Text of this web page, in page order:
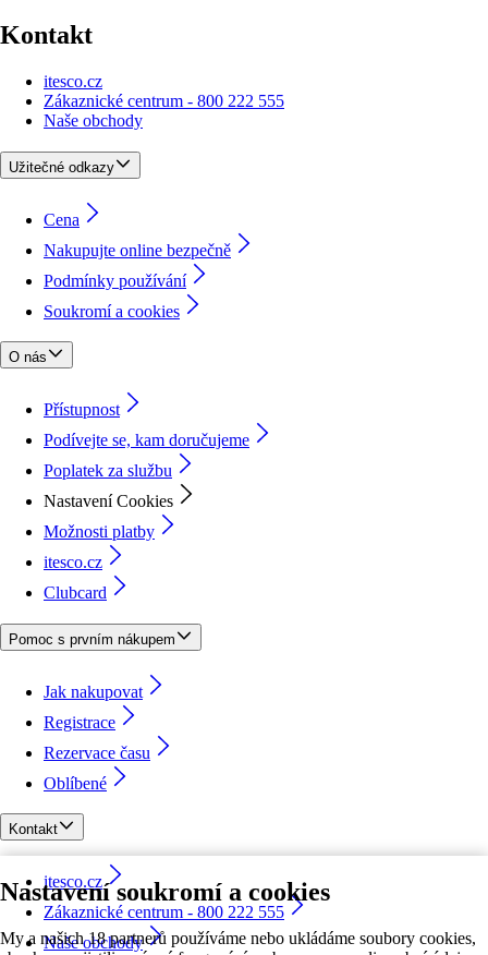
Nastavení soukromí a cookies
My a našich 18 partnerů používáme nebo ukládáme soubory cookies,
Kontakt
itesco.cz
Zákaznické centrum - 800 222 555
Naše obchody
Užitečné odkazy
Cena
Nakupujte online bezpečně
Podmínky používání
Soukromí a cookies
O nás
Přístupnost
Podívejte se, kam doručujeme
Poplatek za službu
Nastavení Cookies
Možnosti platby
itesco.cz
Clubcard
Pomoc s prvním nákupem
Jak nakupovat
Registrace
Rezervace času
Oblíbené
Kontakt
itesco.cz
Zákaznické centrum - 800 222 555
Naše obchody